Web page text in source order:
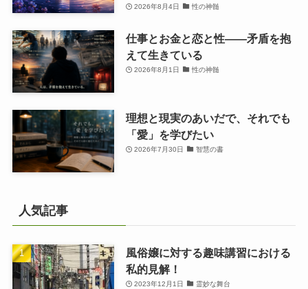
2026年8月4日 性の神髄
仕事とお金と恋と性——矛盾を抱
えて生きている
2026年8月1日 性の神髄
理想と現実のあいだで、それでも
「愛」を学びたい
2026年7月30日 智慧の書
人気記事
風俗嬢に対する趣味講習における
私的見解！
2023年12月1日 霊妙な舞台